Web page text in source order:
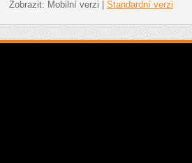
Zobrazit: Mobilní verzi Standardní verzi